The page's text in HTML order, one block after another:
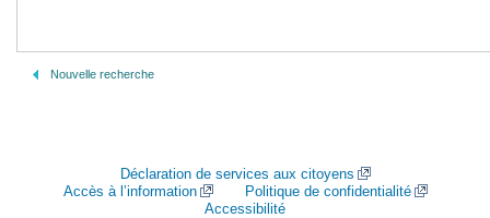
Nouvelle recherche
Déclaration de services aux citoyens
Accès à l’information
Politique de confidentialité
Accessibilité